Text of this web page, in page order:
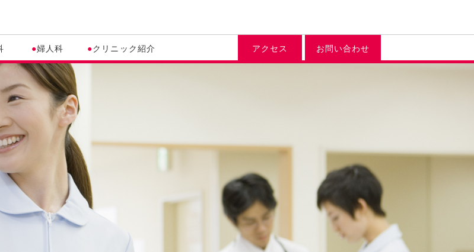
●婦人科 ●クリニック紹介 お問い合わせ
アクセス